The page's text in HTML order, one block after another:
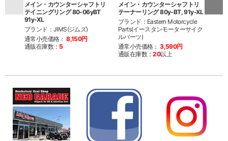
メイン・カウンターシャフトリ
テイニングリング 80-06yBT
91y-XL
ブランド：JIMS(ジムズ)
通常小売価格： 8,150円
通販在庫数：5
メイン・カウンターシャフトリ
テーナーリング 80y-BT, 91y-XL
ブランド：Eastern Motorcycle
Parts(イースタンモーターサイク
ルパーツ)
通常小売価格： 3,590円
通販在庫数：20以上